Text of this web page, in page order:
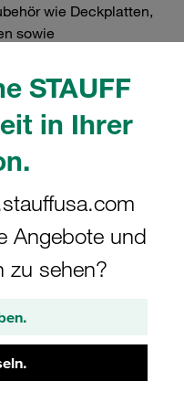
STAUFF
in Ihrer
Angebote und
zu sehen?
wie Deckplatten,
sowie
mit Tragschienen